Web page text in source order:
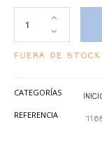
FUERA DE STOCK
CATEGORÍAS
REFERENCIA